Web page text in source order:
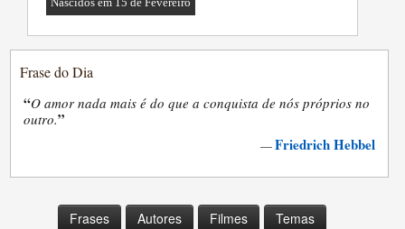
Frase do Dia
“O amor nada mais é do que a conquista de nós próprios no
outro.”
—Friedrich Hebbel
Frases Autores Filmes Temas